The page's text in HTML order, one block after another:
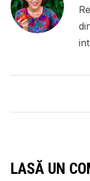
LASĂ UN